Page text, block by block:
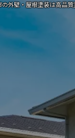
外壁・屋根塗装は高品